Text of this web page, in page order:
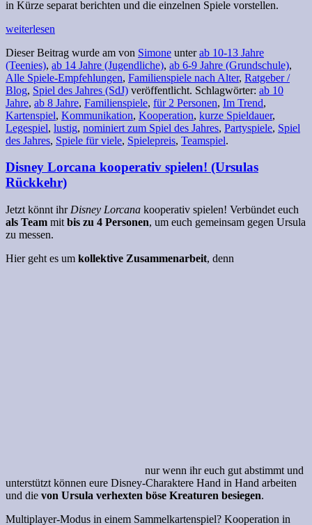
in Kürze separat berichten und die einzelnen Spiele vorstellen.
weiterlesen
Dieser Beitrag wurde am von Simone unterab 10-13 Jahre
(Teenies), ab 14 Jahre (Jugendliche), ab 6-9 Jahre (Grundschule),
Alle Spiele-Empfehlungen, Familienspiele nach Alter, Ratgeber /
Blog, Spiel des Jahres (SdJ) veröffentlicht. Schlagwörter: ab 10
Jahre, ab 8 Jahre, Familienspiele, für 2 Personen, Im Trend,
Kartenspiel, Kommunikation, Kooperation, kurze Spieldauer,
Legespiel, lustig, nominiert zum Spiel des Jahres, Partyspiele, Spiel
des Jahres, Spiele für viele, Spielepreis, Teamspiel.
Disney Lorcana kooperativ spielen! (Ursulas
Rückkehr)
Jetzt könnt ihr Disney Lorcana kooperativ spielen! Verbündet euch
als Team mit bis zu 4 Personen, um euch gemeinsam gegen Ursula
zu messen.
Hier geht es um kollektive Zusammenarbeit, denn
nur wenn ihr euch gut abstimmt und
unterstützt können eure Disney-Charaktere Hand in Hand arbeiten
und die von Ursula verhexten böse Kreaturen besiegen.
Multiplayer-Modus in einem Sammelkartenspiel? Kooperation in